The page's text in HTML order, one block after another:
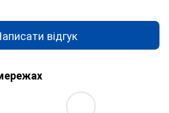
відгук